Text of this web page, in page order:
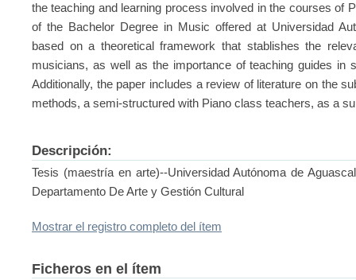
the teaching and learning process involved in the courses of
of the Bachelor Degree in Music offered at Universidad
based on a theoretical framework that stablishes the
musicians, as well as the importance of teaching guides in
Additionally, the paper includes a review of literature on the
methods, a semi-structured with Piano class teachers, as a
Descripción:
Tesis (maestría en arte)--Universidad Autónoma de
Departamento De Arte y Gestión Cultural
Mostrar el registro completo del ítem
Ficheros en el ítem